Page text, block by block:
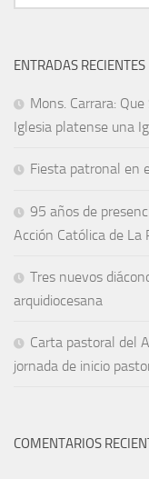
ENTRADAS RECIENTES
Mons. Carrara:
Iglesia platense una
Fiesta patronal en
95 años de
Acción Católica de La
Tres nuevos
arquidiocesana
Carta pastoral del
jornada de inicio
COMENTARIOS